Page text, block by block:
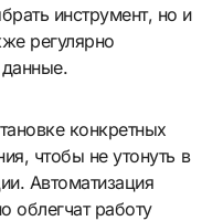
инструмент, но и
регулярно
данные.
конкретных
чтобы не утонуть в
Автоматизация
облегчат работу